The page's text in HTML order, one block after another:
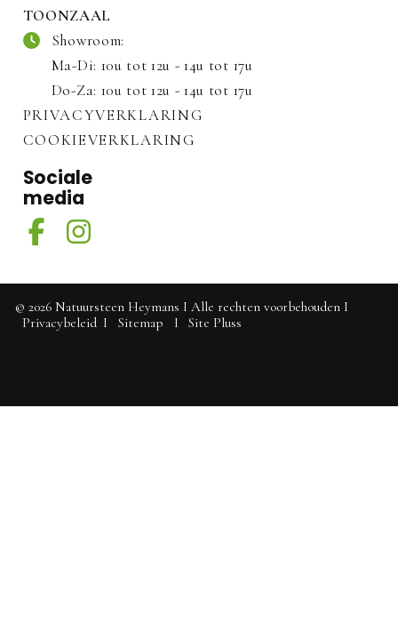
TOONZAAL
Showroom:
Ma-Di: 10u tot 12u - 14u tot 17u
Do-Za: 10u tot 12u - 14u tot 17u
PRIVACYVERKLARING
COOKIEVERKLARING
Sociale
media
© 2026 Natuursteen Heymans I Alle rechten voorbehouden I
Privacybeleid I Sitemap I Site Pluss